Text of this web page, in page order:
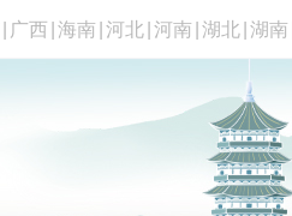
广西 海南 河北 河南 湖北 湖南